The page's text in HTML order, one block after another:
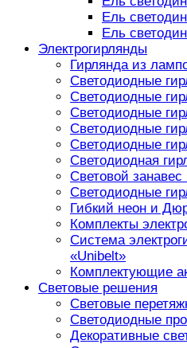
Ель
Ель
Электрогирлянды
Гирлянда из
Светодиодные
Светодиодные
Светодиодные
Светодиодные
Светодиодные
Светодиодная
Световой занавес
Светодиодные
Гибкий неон и
Комплекты
Система
«Unibelt»
Комплектующие
Световые решения
Световые
Светодиодные
Декоративные